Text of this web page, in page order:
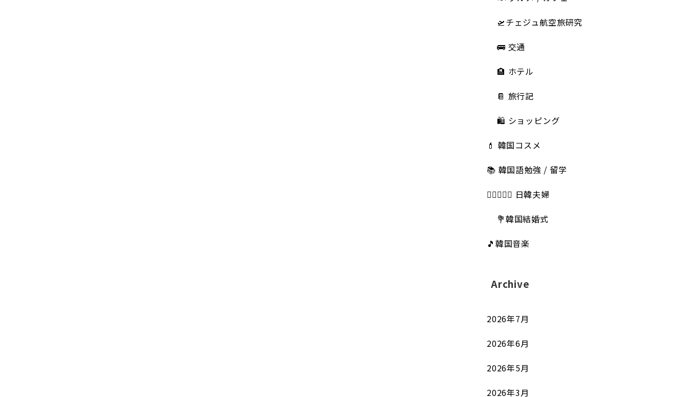
🛫チェジュ航空旅研究
🚌 交通
🏨 ホテル
📔 旅行記
🛍️ ショッピング
💄 韓国コスメ
📚 韓国語勉強 / 留学
👩🏻‍❤️‍👨🏻 日韓夫婦
💐韓国結婚式
🎵韓国音楽
Archive
2026年7月
2026年6月
2026年5月
2026年3月